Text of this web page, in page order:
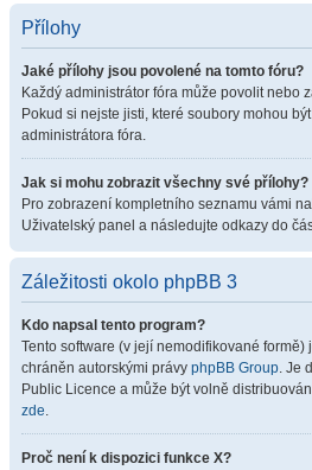
Přílohy
Jaké přílohy jsou povolené na tomto fóru?
Každý administrátor fóra může povolit nebo
Pokud si nejste jisti, které soubory mohou
administrátora fóra.
Jak si mohu zobrazit všechny své přílohy?
Pro zobrazení kompletního seznamu vámi
Uživatelský panel a následujte odkazy do
Záležitosti okolo phpBB 3
Kdo napsal tento program?
Tento software (v její nemodifikované formě)
chráněn autorskými právy phpBB Group. Je
Public Licence a může být volně
zde.
Proč není k dispozici funkce X?